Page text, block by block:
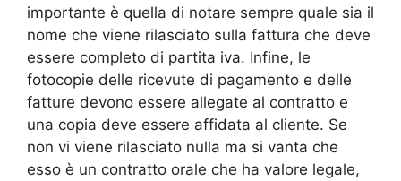
importante è quella di notare sempre quale sia il
nome che viene rilasciato sulla fattura che deve
essere completo di partita iva. Infine, le
fotocopie delle ricevute di pagamento e delle
fatture devono essere allegate al contratto e
una copia deve essere affidata al cliente. Se
non vi viene rilasciato nulla ma si vanta che
esso è un contratto orale che ha valore legale,